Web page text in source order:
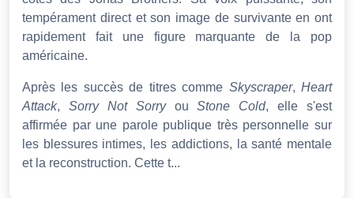
tempérament direct et son image de survivante en ont
rapidement fait une figure marquante de la pop
américaine.
Après les succès de titres comme Skyscraper,Heart
Attack, Sorry Not SorryouStone Cold, elle s'est
affirmée par une parole publique très personnelle sur
les blessures intimes, les addictions, la santé mentale
et la reconstruction. Cette t...